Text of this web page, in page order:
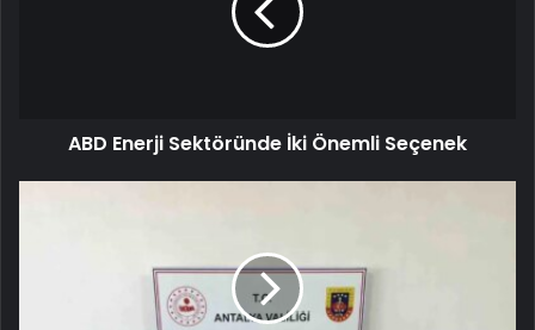
ABD Enerji Sektöründe İki Önemli Seçenek